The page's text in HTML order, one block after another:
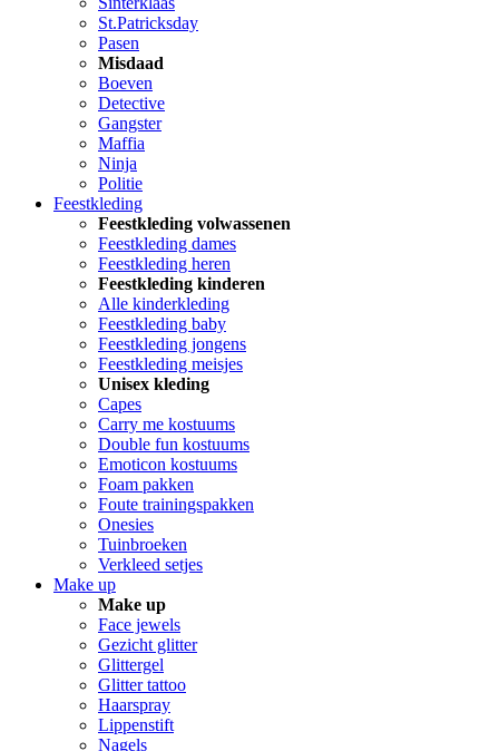
St.Patricksday
Pasen
Misdaad
Boeven
Detective
Gangster
Maffia
Ninja
Politie
Feestkleding
Feestkleding volwassenen
Feestkleding dames
Feestkleding heren
Feestkleding kinderen
Alle kinderkleding
Feestkleding baby
Feestkleding jongens
Feestkleding meisjes
Unisex kleding
Capes
Carry me kostuums
Double fun kostuums
Emoticon kostuums
Foam pakken
Foute trainingspakken
Onesies
Tuinbroeken
Verkleed setjes
Make up
Make up
Face jewels
Gezicht glitter
Glittergel
Glitter tattoo
Haarspray
Lippenstift
Nagels